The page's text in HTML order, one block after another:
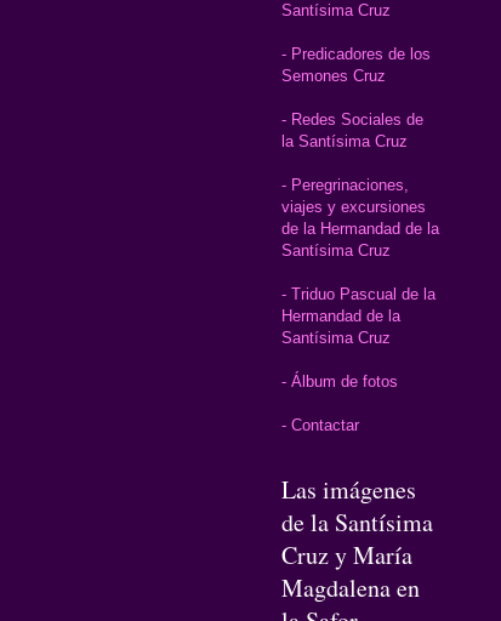
Santísima Cruz
- Predicadores de los
Semones Cruz
- Redes Sociales de
la Santísima Cruz
- Peregrinaciones,
viajes y excursiones
de la Hermandad de la
Santísima Cruz
- Triduo Pascual de la
Hermandad de la
Santísima Cruz
- Álbum de fotos
- Contactar
Las imágenes
de la Santísima
Cruz y María
Magdalena en